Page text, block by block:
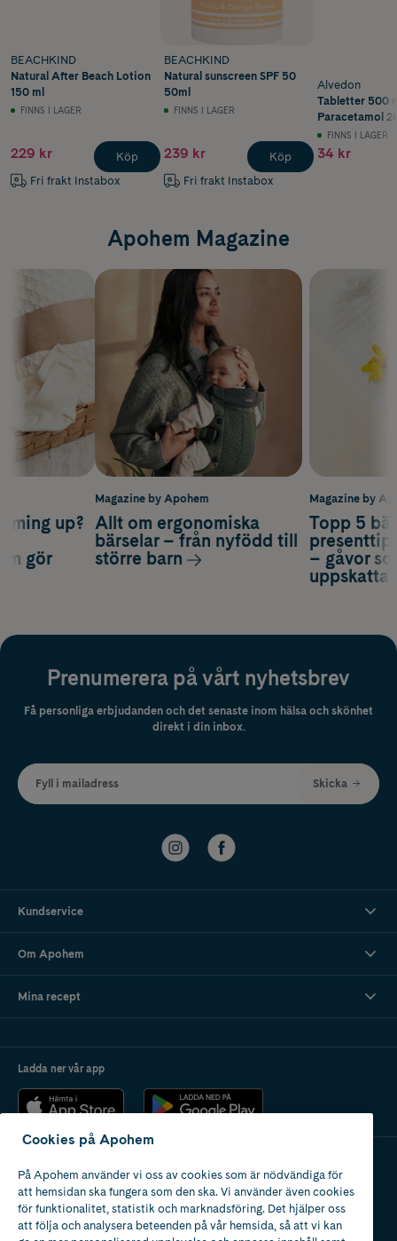
BEACHKIND
Natural After Beach Lotion
150 ml
FINNS I LAGER
229 kr
Fri frakt Instabox
Köp
BEACHKIND
Natural sunscreen SPF 50
50ml
FINNS I LAGER
239 kr
Fri frakt Instabox
Köp
Alvedon
Tabletter 500
Paracetamol
FINNS I LAGER
34 kr
Apohem Magazine
Magazine by
Topp 5
– gåvor
up?
gör
Magazine by Apohem
Allt om ergonomiska
bärselar – från nyfödd till
större barn
Prenumerera på vårt nyhetsbrev
Få personliga erbjudanden och det senaste inom hälsa och skönhet
direkt i din inbox.
Fyll i mailadress Skicka
Kundservice
Om Apohem
Mina recept
Ladda ner vår app
Apotek med tillstånd
av Läkemedelsverket
Cookies på Apohem
På Apohem använder vi oss av cookies som är nödvändiga för
att hemsidan ska fungera som den ska. Vi använder även cookies
för funktionalitet, statistik och marknadsföring. Det hjälper oss
att följa och analysera beteenden på vår hemsida, så att vi kan